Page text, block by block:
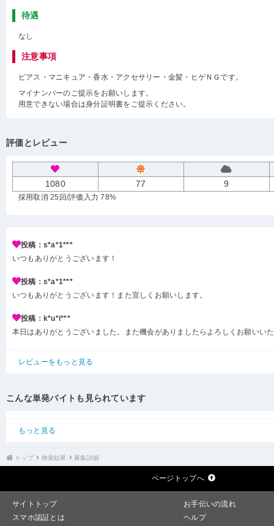
待遇
なし
注意事項
ピアス・マニキュア・香水・アクセサリー・金髪・ヒゲＮＧです。
マイナンバーのご提示をお願いします。
用意できない場合は身分証明書をご提示ください。
評価とレビュー
1080 77 9
採用取消 25回/評価入力 78%
投稿：s*a*1***
いつもありがとうございます！
投稿：s*a*1***
いつもありがとうございます！また宜しくお願いします。
投稿：k*u*i***
本日はありがとうございました。また機会がありましたらよろしくお願いい
レビューをもっと見る
こんな単発バイトも見られています
もっと見る
トップ 検索結果 募集詳細
ページトップへ
サイトトップ
お手伝いの流れ
スマホ認証とは
ヘルプ